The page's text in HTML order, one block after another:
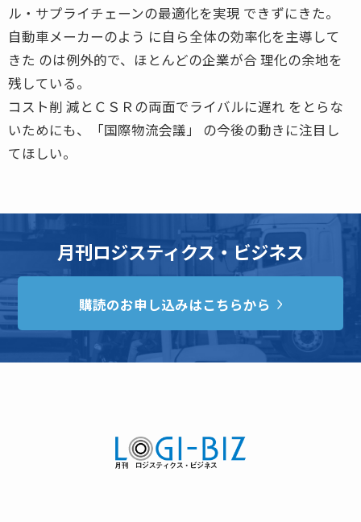
ル・サプライチェーンの最適化を実現 できずにきた。
自動車メーカーのよう に自ら全体の効率化を主導して
きた のは例外的で、ほとんどの企業が合 理化の余地を
残している。
コスト削 減とＣＳＲの両面でライバルに遅れ をとらな
いためにも、「国際物流会議」 の今後の動きに注目し
てほしい。
月刊ロジスティクス・ビジネス
購読のお申し込みはこちらから